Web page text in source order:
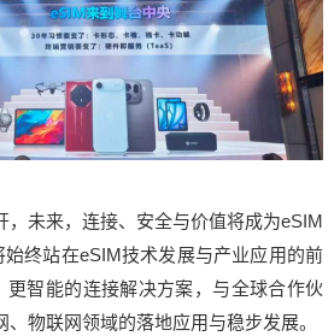
，未来，连接、安全与价值将成为eSIM
终站在eSIM技术发展与产业应用的前
更智能的连接解决方案，与全球合作伙
、物联网领域的落地应用与稳步发展。